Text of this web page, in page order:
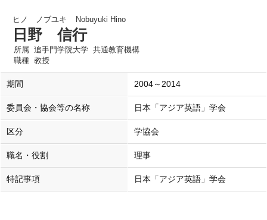
ヒノ ノブユキ Nobuyuki Hino
日野 信行
所属 追手門学院大学 共通教育機構
職種 教授
期間 2004～2014
委員会・協会等の名称 日本「アジア英語」学会
区分 学協会
職名・役割 理事
特記事項 日本「アジア英語」学会